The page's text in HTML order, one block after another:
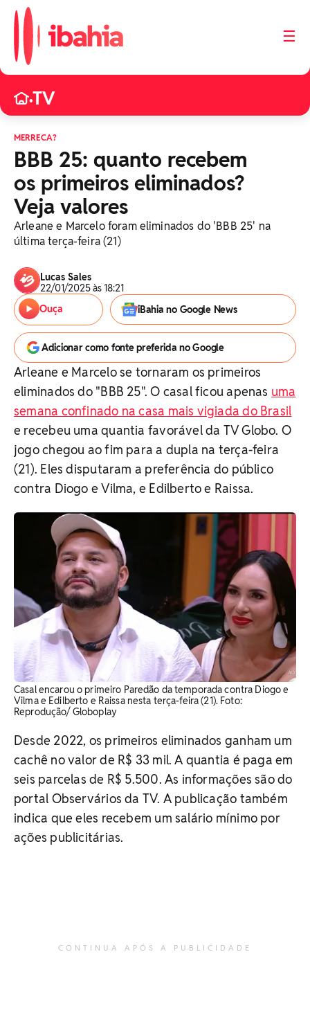
☰
•TV
MERRECA?
BBB 25: quanto recebem
os primeiros eliminados?
Veja valores
Arleane e Marcelo foram eliminados do 'BBB 25' na
última terça-feira (21)
Lucas Sales
22/01/2025 às 18:21
Ouça
iBahia no Google News
Adicionar como fonte preferida no Google
Arleane e Marcelo se tornaram os primeiros
eliminados do "BBB 25". O casal ficou apenas uma
semana confinado na casa mais vigiada do Brasil
e recebeu uma quantia favorável da TV Globo. O
jogo chegou ao fim para a dupla na terça-feira
(21). Eles disputaram a preferência do público
contra Diogo e Vilma, e Edilberto e Raissa.
Casal encarou o primeiro Paredão da temporada contra Diogo e
Vilma e Edilberto e Raissa nesta terça-feira (21). Foto:
Reprodução/ Globoplay
Desde 2022, os primeiros eliminados ganham um
cachê no valor de R$ 33 mil. A quantia é paga em
seis parcelas de R$ 5.500. As informações são do
portal Observários da TV. A publicação também
indica que eles recebem um salário mínimo por
ações publicitárias.
CONTINUA APÓS A PUBLICIDADE